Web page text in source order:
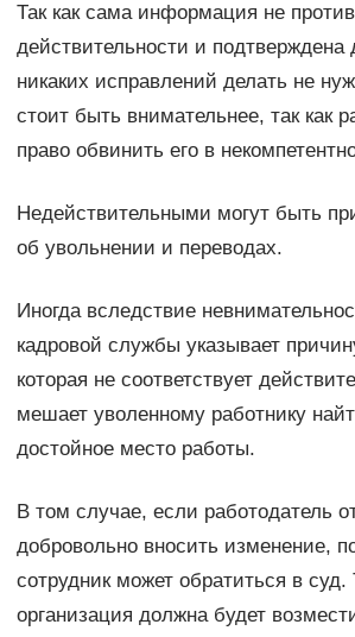
Так как сама информация не
действительности и подтверждена
никаких исправлений делать не
стоит быть внимательнее, так как
право обвинить его в
Недействительными могут быть
об увольнении и переводах.
Иногда вследствие
кадровой службы указывает
которая не соответствует
мешает уволенному работнику
достойное место работы.
В том случае, если работодатель
добровольно вносить изменение,
сотрудник может обратиться в суд.
организация должна будет